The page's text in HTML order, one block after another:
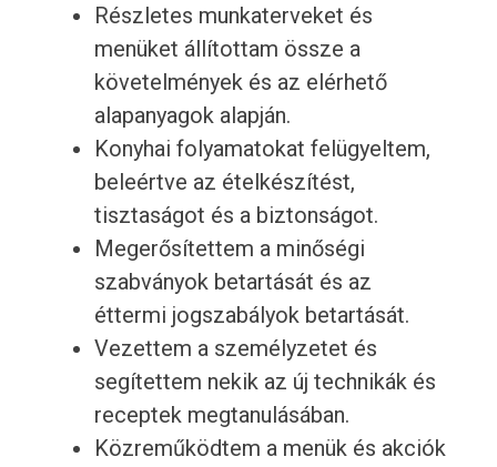
Részletes munkaterveket és
menüket állítottam össze a
követelmények és az elérhető
alapanyagok alapján.
Konyhai folyamatokat felügyeltem,
beleértve az ételkészítést,
tisztaságot és a biztonságot.
Megerősítettem a minőségi
szabványok betartását és az
éttermi jogszabályok betartását.
Vezettem a személyzetet és
segítettem nekik az új technikák és
receptek megtanulásában.
Közreműködtem a menük és akciók